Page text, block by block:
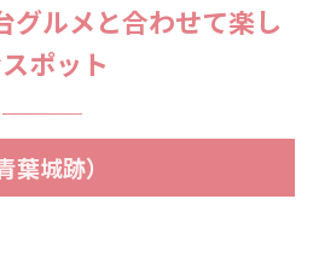
グルメと合わせて楽し
ポット
葉城跡）